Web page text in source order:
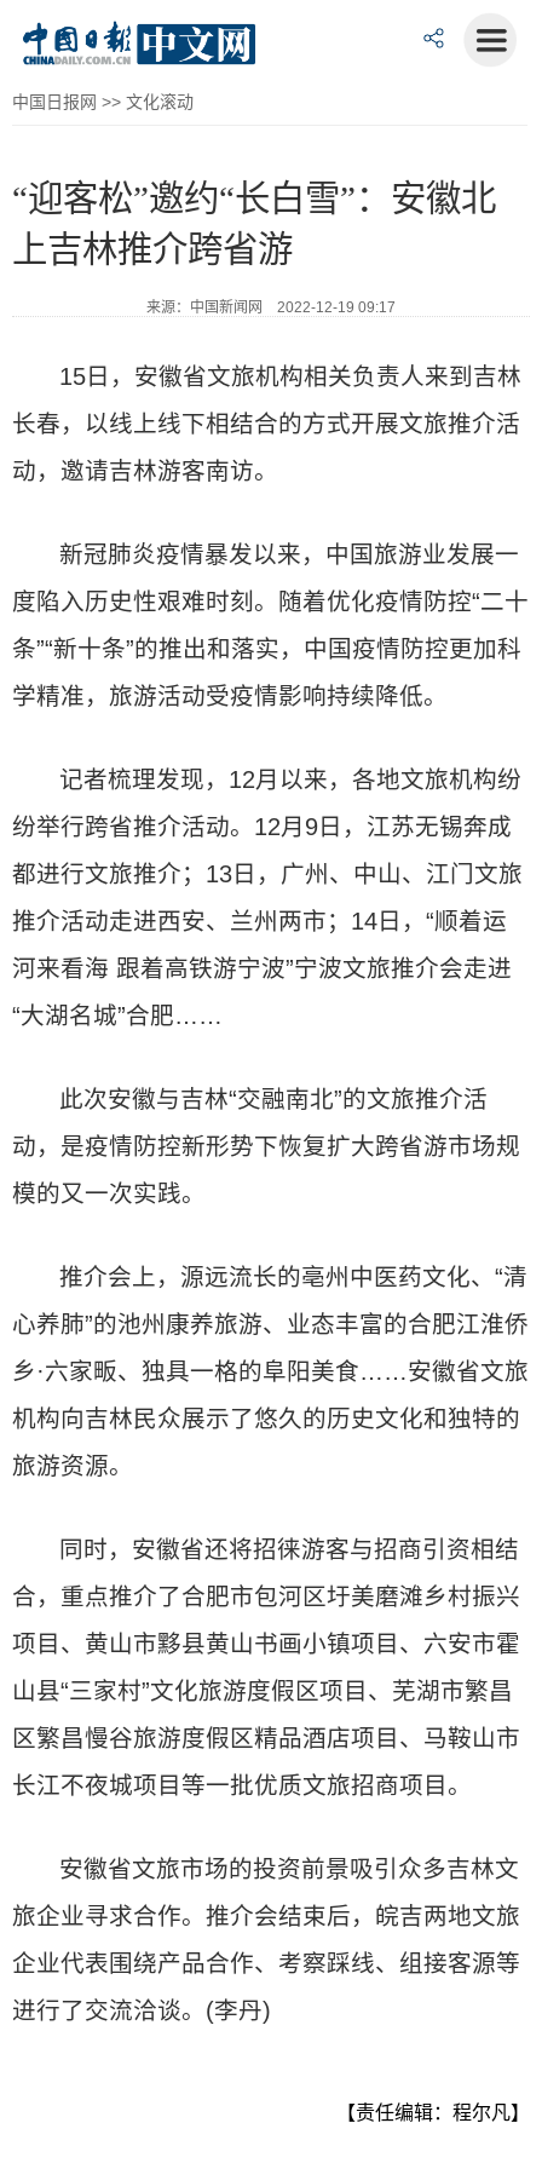
中国日报网 >> 文化滚动
“迎客松”邀约“长白雪”：安徽北
上吉林推介跨省游
来源：中国新闻网 2022-12-19 09:17
15日，安徽省文旅机构相关负责人来到吉林
长春，以线上线下相结合的方式开展文旅推介活
动，邀请吉林游客南访。
新冠肺炎疫情暴发以来，中国旅游业发展一
度陷入历史性艰难时刻。随着优化疫情防控“二十
条”“新十条”的推出和落实，中国疫情防控更加科
学精准，旅游活动受疫情影响持续降低。
记者梳理发现，12月以来，各地文旅机构纷
纷举行跨省推介活动。12月9日，江苏无锡奔成
都进行文旅推介；13日，广州、中山、江门文旅
推介活动走进西安、兰州两市；14日，“顺着运
河来看海 跟着高铁游宁波”宁波文旅推介会走进
“大湖名城”合肥……
此次安徽与吉林“交融南北”的文旅推介活
动，是疫情防控新形势下恢复扩大跨省游市场规
模的又一次实践。
推介会上，源远流长的亳州中医药文化、“清
心养肺”的池州康养旅游、业态丰富的合肥江淮侨
乡·六家畈、独具一格的阜阳美食……安徽省文旅
机构向吉林民众展示了悠久的历史文化和独特的
旅游资源。
同时，安徽省还将招徕游客与招商引资相结
合，重点推介了合肥市包河区圩美磨滩乡村振兴
项目、黄山市黟县黄山书画小镇项目、六安市霍
山县“三家村”文化旅游度假区项目、芜湖市繁昌
区繁昌慢谷旅游度假区精品酒店项目、马鞍山市
长江不夜城项目等一批优质文旅招商项目。
安徽省文旅市场的投资前景吸引众多吉林文
旅企业寻求合作。推介会结束后，皖吉两地文旅
企业代表围绕产品合作、考察踩线、组接客源等
进行了交流洽谈。(李丹)
【责任编辑：程尔凡】